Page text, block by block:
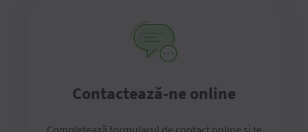
Contactează-ne online
Completează formularul de contact online și te